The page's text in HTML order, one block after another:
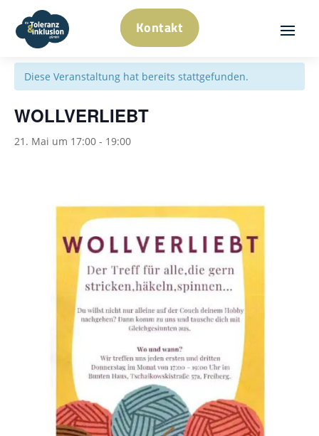
Kontakt
« Alle Veranstaltungen
Diese Veranstaltung hat bereits stattgefunden.
WOLLVERLIEBT
21. Mai um 17:00 - 19:00